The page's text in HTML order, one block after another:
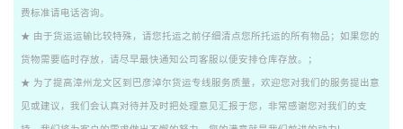
费标准请电话咨询。
★ 由于货运运输比较特殊，请您托运之前仔细清点您所托运的所有物品；如果您的
货物需要临时存放，请尽早最快通知公司客服以便安排仓库存放。；
★ 为了提高漳州龙文区到巴彦淖尔货运专线服务质量，欢迎您对我们的服务提出意
见或建议，我们会认真对待并及时把处理意见汇报于您，非常感谢您对我们的支